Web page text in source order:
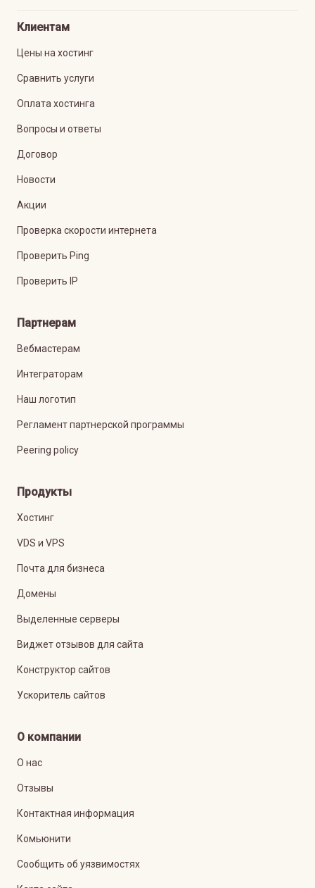
Клиентам
Цены на хостинг
Сравнить услуги
Оплата хостинга
Вопросы и ответы
Договор
Новости
Акции
Проверка скорости интернета
Проверить Ping
Проверить IP
Партнерам
Вебмастерам
Интеграторам
Наш логотип
Регламент партнерской программы
Peering policy
Продукты
Хостинг
VDS и VPS
Почта для бизнеса
Домены
Выделенные серверы
Виджет отзывов для сайта
Конструктор сайтов
Ускоритель сайтов
О компании
О нас
Отзывы
Контактная информация
Комьюнити
Сообщить об уязвимостях